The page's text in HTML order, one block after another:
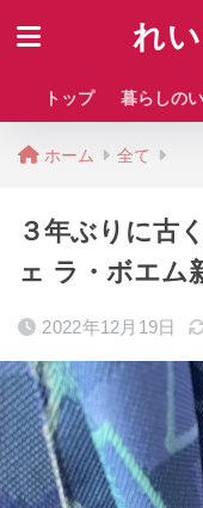
れ
トップ 暮らしの
ホーム 全て
３年ぶりに古
ェ ラ・ボエム
2022年12月19日